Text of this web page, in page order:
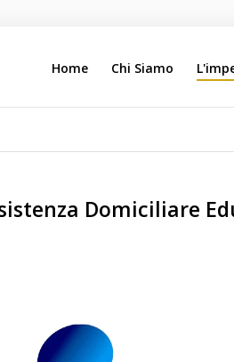
Home Chi Siamo
Domiciliare